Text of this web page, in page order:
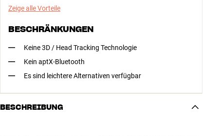
Zeige alle Vorteile
BESCHRÄNKUNGEN
Keine 3D / Head Tracking Technologie
Kein aptX-Bluetooth
Es sind leichtere Alternativen verfügbar
BESCHREIBUNG